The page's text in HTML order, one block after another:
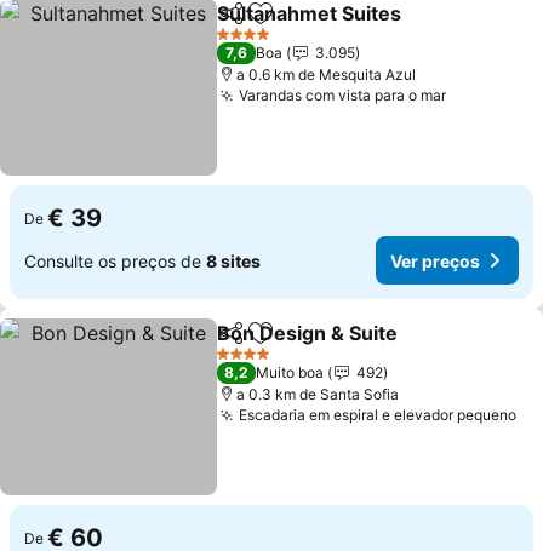
PartilharAdicionar aos favoritos
Sultanahmet Suites
4 Estrelas
7,6 Boa
3.095
a 0.6 km de Mesquita Azul
Varandas com vista para o mar
De € 39
Consulte os preços de 8 sites Ver preços
PartilharAdicionar aos favoritos
Bon Design & Suite
4 Estrelas
8,2 Muito boa
492
a 0.3 km de Santa Sofia
Escadaria em espiral e elevador pequeno
De € 60